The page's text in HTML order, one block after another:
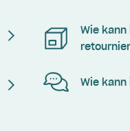
Wie kann
Wie